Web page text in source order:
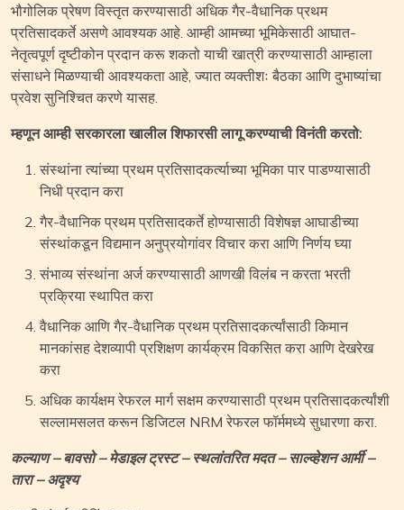
भौगोलिक प्रेषण विस्तृत करण्यासाठी अधिक गैर-वैधानिक प्रथम
प्रतिसादकर्ते असणे आवश्यक आहे. आम्ही आमच्या भूमिकेसाठी आघात-
नेतृत्वपूर्ण दृष्टीकोन प्रदान करू शकतो याची खात्री करण्यासाठी आम्हाला
संसाधने मिळण्याची आवश्यकता आहे, ज्यात व्यक्तीशः बैठका आणि दुभाष्यांचा
प्रवेश सुनिश्चित करणे यासह.
म्हणून आम्ही सरकारला खालील शिफारसी लागू करण्याची विनंती करतो:
संस्थांना त्यांच्या प्रथम प्रतिसादकर्त्याच्या भूमिका पार पाडण्यासाठी
निधी प्रदान करा
गैर-वैधानिक प्रथम प्रतिसादकर्ते होण्यासाठी विशेषज्ञ आघाडीच्या
संस्थांकडून विद्यमान अनुप्रयोगांवर विचार करा आणि निर्णय घ्या
संभाव्य संस्थांना अर्ज करण्यासाठी आणखी विलंब न करता भरती
प्रक्रिया स्थापित करा
वैधानिक आणि गैर-वैधानिक प्रथम प्रतिसादकर्त्यांसाठी किमान
मानकांसह देशव्यापी प्रशिक्षण कार्यक्रम विकसित करा आणि देखरेख
करा
अधिक कार्यक्षम रेफरल मार्ग सक्षम करण्यासाठी प्रथम प्रतिसादकर्त्यांशी
सल्लामसलत करून डिजिटल NRM रेफरल फॉर्ममध्ये सुधारणा करा.
कल्याण – बावसो – मेडाइल ट्रस्ट – स्थलांतरित मदत – साल्व्हेशन आर्मी –
तारा – अदृश्य